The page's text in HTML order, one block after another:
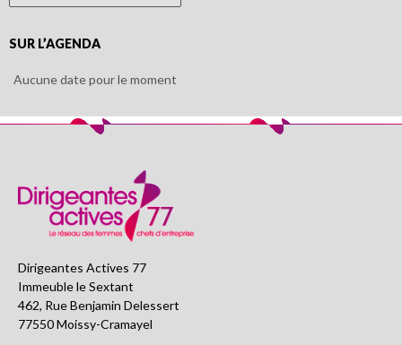
SUR L’AGENDA
Aucune date pour le moment
Dirigeantes Actives 77
Immeuble le Sextant
462, Rue Benjamin Delessert
77550 Moissy-Cramayel